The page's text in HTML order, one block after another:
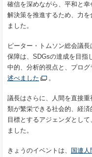
確信を深めながら、平和と
解決策を推進するため、力
ました。
ピーター・トムソン総会議
保障は、 SDGsの達成を目指
中的、分析的視点と、プロ
述べました
。
議長はさらに、人間を直接
類が繁栄できる社会的、経
目標とするアジェンダとし
ました。
きょうのイベントは、 国連人